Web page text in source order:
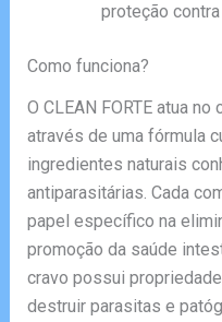
proteção
Como funciona?
O CLEAN FORTE atua
através de uma fórmula
ingredientes naturais
antiparasitárias. Cada
papel específico na
promoção da saúde
cravo possui
destruir parasitas e